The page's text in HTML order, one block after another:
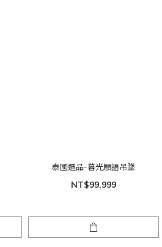
泰國選品-暮光願語吊墜
NT$99,999